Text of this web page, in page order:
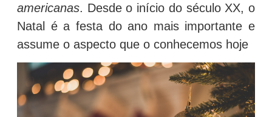
americanas. Desde o início do século XX, o
Natal é a festa do ano mais importante e
assume o aspecto que o conhecemos hoje